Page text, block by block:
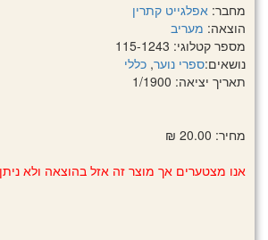
מחבר: אפלגייט קתרין
הוצאה: מעריב
מספר קטלוגי: 115-1243
נושאים:ספרי נוער, כללי
תאריך יציאה: 1/1900
מחיר: 20.00 ₪
אנו מצטערים אך מוצר זה אזל בהוצאה ולא ניתן